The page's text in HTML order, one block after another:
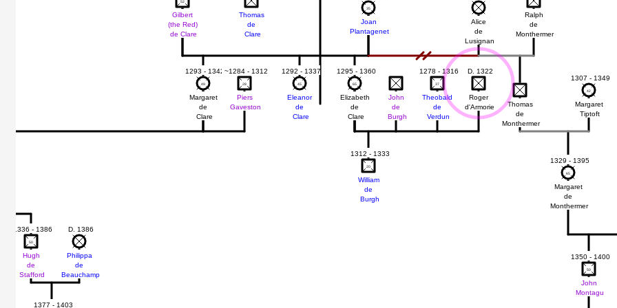
Thomas
de
Clare
1293 - 1342
Margaret
de
Clare
49
49
Gilbert
(the Red)
de Clare
52
52
Joan
Plantagenet
35
35
~1284 - 1312
Piers
Gaveston
28
28
Alice
de
Lusignan
Ralph
de
Monthermer
Thomas
de
Monthermer
1307 - 1349
Margaret
Tiptoft
42
42
1350 - 1400
John
Montagu
50
50
1329 - 1395
Margaret
de
Monthermer
65
65
1292 - 1337
Eleanor
de
Clare
45
45
1295 - 1360
Elizabeth
de
Clare
65
65
1312 - 1333
William
de
Burgh
20
20
John
de
Burgh
D. 1322
Roger
d'Armorie
1278 - 1316
Theobald
de
Verdun
37
37
1377 - 1403
1336 - 1386
Hugh
de
Stafford
50
50
D. 1386
Philippa
de
Beauchamp